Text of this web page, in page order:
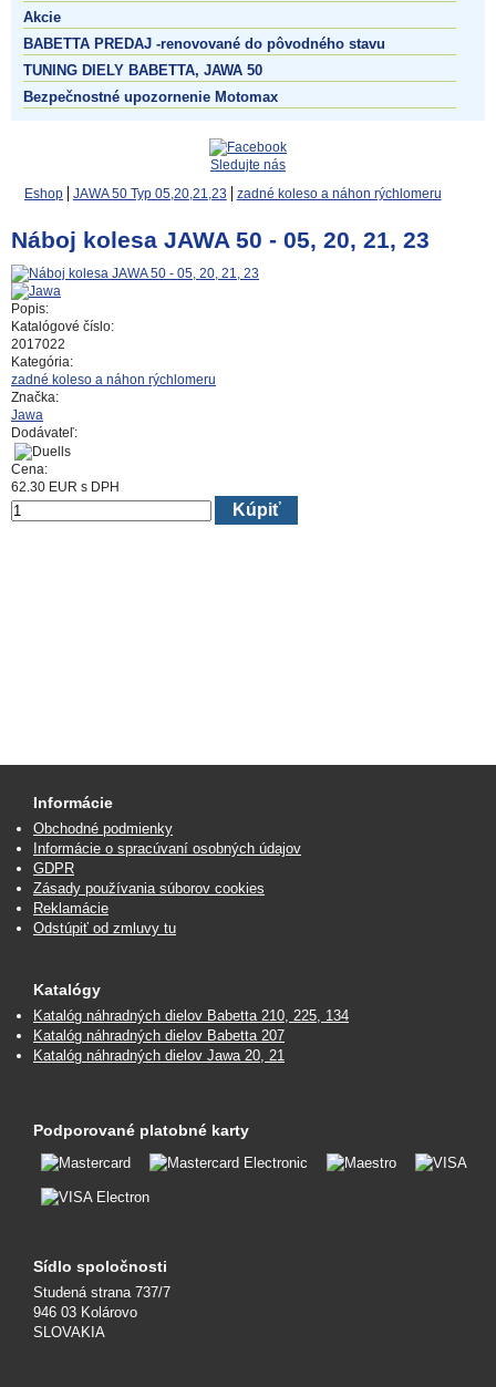
Akcie
BABETTA PREDAJ -renovované do pôvodného stavu
TUNING DIELY BABETTA, JAWA 50
Bezpečnostné upozornenie Motomax
Sledujte nás
Eshop
JAWA 50 Typ 05,20,21,23 zadné koleso a náhon rýchlomeru
Náboj kolesa JAWA 50 - 05, 20, 21, 23
Popis:
Katalógové číslo:
2017022
Kategória:
zadné koleso a náhon rýchlomeru
Značka:
Jawa
Dodávateľ:
Cena:
62.30 EUR s DPH
Kúpiť
Informácie
Obchodné podmienky
Informácie o spracúvaní osobných údajov
GDPR
Zásady používania súborov cookies
Reklamácie
Odstúpiť od zmluvy tu
Katalógy
Katalóg náhradných dielov Babetta 210, 225, 134
Katalóg náhradných dielov Babetta 207
Katalóg náhradných dielov Jawa 20, 21
Podporované platobné karty
Sídlo spoločnosti
Studená strana 737/7
946 03 Kolárovo
SLOVAKIA